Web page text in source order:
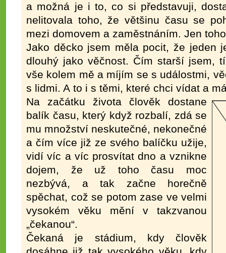
a možná je i to, co si představuji,
nelitovala toho, že většinu času se
mezi domovem a zaměstnáním. Jen
Jako děcko jsem měla pocit, že jeden
dlouhý jako věčnost. Čím starší jsem,
vše kolem mě a míjím se s událostmi,
s lidmi. A to i s těmi, které chci vídat a
Na začátku života člověk dostane
balík času, který když rozbalí, zdá se
mu množství neskutečné, nekonečné
a čím více již ze svého balíčku užije,
vidí víc a víc prosvítat dno a vznikne
dojem, že už toho času moc
nezbývá, a tak začne horečně
spěchat, což se potom zase ve velmi
vysokém věku mění v takzvanou
„čekanou“.
Čekaná je stádium, kdy člověk